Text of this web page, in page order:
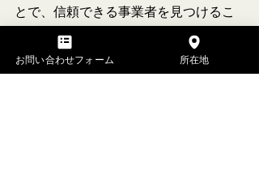
とで、信頼できる事業者を見つけるこ
4.2 お客様の要望に応じたカス
タマイズ方法
お問い合わせフォーム 所在地